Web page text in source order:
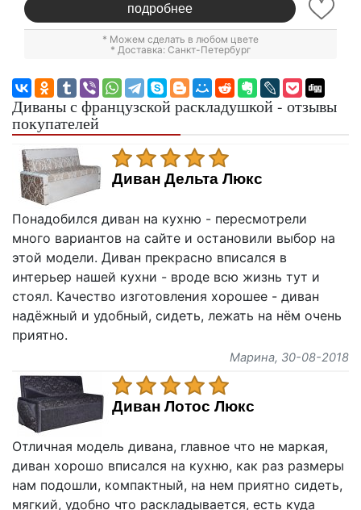
подробнее
* Можем сделать в любом цвете
* Доставка: Санкт-Петербург
Диваны с французской раскладушкой - отзывы
покупателей
Диван Дельта Люкс
Понадобился диван на кухню - пересмотрели
много вариантов на сайте и остановили выбор на
этой модели. Диван прекрасно вписался в
интерьер нашей кухни - вроде всю жизнь тут и
стоял. Качество изготовления хорошее - диван
надёжный и удобный, сидеть, лежать на нём очень
приятно.
Марина, 30-08-2018
Диван Лотос Люкс
Отличная модель дивана, главное что не маркая,
диван хорошо вписался на кухню, как раз размеры
нам подошли, компактный, на нем приятно сидеть,
мягкий, удобно что раскладывается, есть куда